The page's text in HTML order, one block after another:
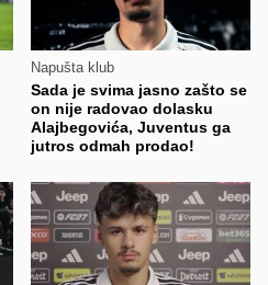
Napušta klub
Sada je svima jasno zašto se
on nije radovao dolasku
Alajbegovića, Juventus ga
jutros odmah prodao!